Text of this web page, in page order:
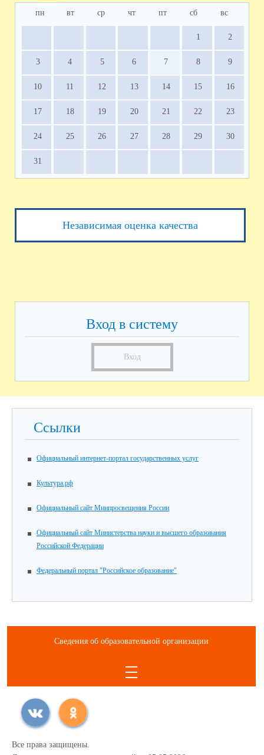
пн вт ср чт пт сб вс
1 2
3 4 5 6 7 8 9
10 11 12 13 14 15 16
17 18 19 20 21 22 23
24 25 26 27 28 29 30
31
Независимая оценка качества
Вход в систему
Вход
Ссылки
Официальный интернет-портал государственных услуг
Культура.рф
Официальный сайт Минпросвещения России
Официальный сайт Министерства науки и высшего образования
Российской Федерации
Федеральный портал "Российское образование"
Сведения об образовательной организации
Все права защищены.